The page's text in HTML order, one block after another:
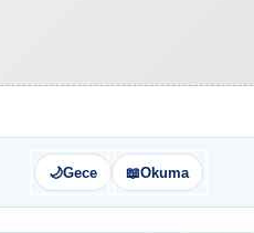
🌙Gece 📖Okuma